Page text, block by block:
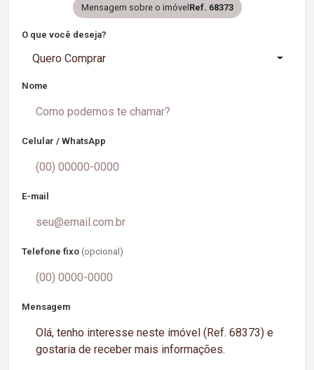
Mensagem sobre o imóvelRef. 68373
O que você deseja?
Quero Comprar
Nome
Celular / WhatsApp
E-mail
Telefone fixo (opcional)
Mensagem